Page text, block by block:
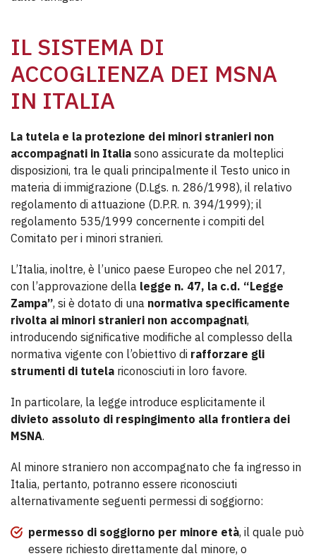
IL SISTEMA DI
ACCOGLIENZA DEI MSNA
IN ITALIA
La tutela e la protezione dei minori stranieri non
accompagnati in Italia sono assicurate da molteplici
disposizioni, tra le quali principalmente il Testo unico in
materia di immigrazione (D.Lgs. n. 286/1998), il relativo
regolamento di attuazione (D.P.R. n. 394/1999); il
regolamento 535/1999 concernente i compiti del
Comitato per i minori stranieri.
L’Italia, inoltre, è l’unico paese Europeo che nel 2017,
con l’approvazione della legge n. 47, la c.d. “Legge
Zampa”, si è dotato di una normativa specificamente
rivolta ai minori stranieri non accompagnati,
introducendo significative modifiche al complesso della
normativa vigente con l’obiettivo di rafforzare gli
strumenti di tutela riconosciuti in loro favore.
In particolare, la legge introduce esplicitamente il
divieto assoluto di respingimento alla frontiera dei
MSNA.
Al minore straniero non accompagnato che fa ingresso in
Italia, pertanto, potranno essere riconosciuti
alternativamente seguenti permessi di soggiorno:
permesso di soggiorno per minore età, il quale può
essere richiesto direttamente dal minore, o